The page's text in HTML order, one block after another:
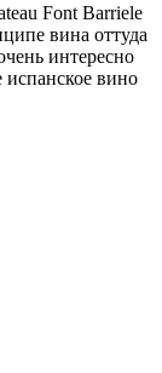
Font Barriele
вина оттуда
интересно
испанское вино